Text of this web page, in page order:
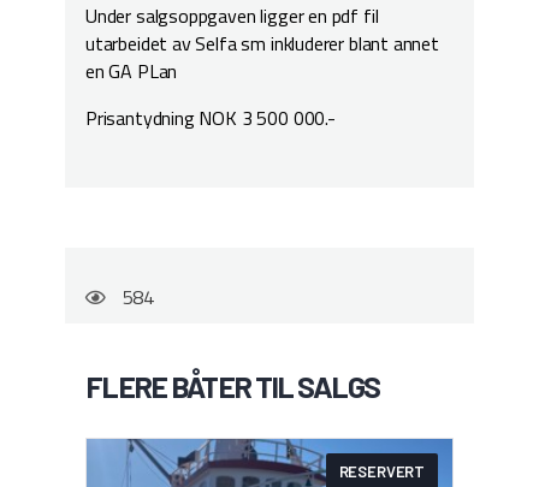
Under salgsoppgaven ligger en pdf fil
utarbeidet av Selfa sm inkluderer blant annet
en GA PLan
Prisantydning NOK 3 500 000.-
584
FLERE BÅTER TIL SALGS
RESERVERT